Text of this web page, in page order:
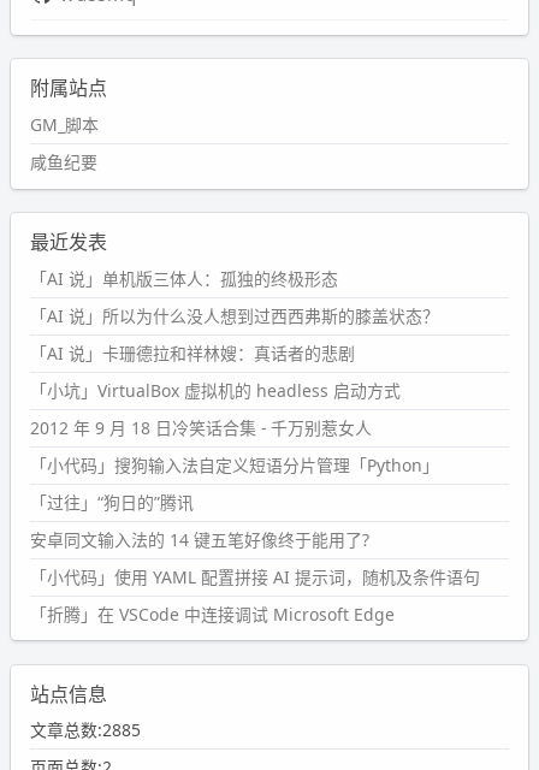
附属站点
GM_脚本
咸鱼纪要
最近发表
「AI 说」单机版三体人：孤独的终极形态
「AI 说」所以为什么没人想到过西西弗斯的膝盖状态？
「AI 说」卡珊德拉和祥林嫂：真话者的悲剧
「小坑」VirtualBox 虚拟机的 headless 启动方式
2012 年 9 月 18 日冷笑话合集 - 千万别惹女人
「小代码」搜狗输入法自定义短语分片管理「Python」
「过往」“狗日的”腾讯
安卓同文输入法的 14 键五笔好像终于能用了?
「小代码」使用 YAML 配置拼接 AI 提示词，随机及条件语句
「折腾」在 VSCode 中连接调试 Microsoft Edge
站点信息
文章总数:2885